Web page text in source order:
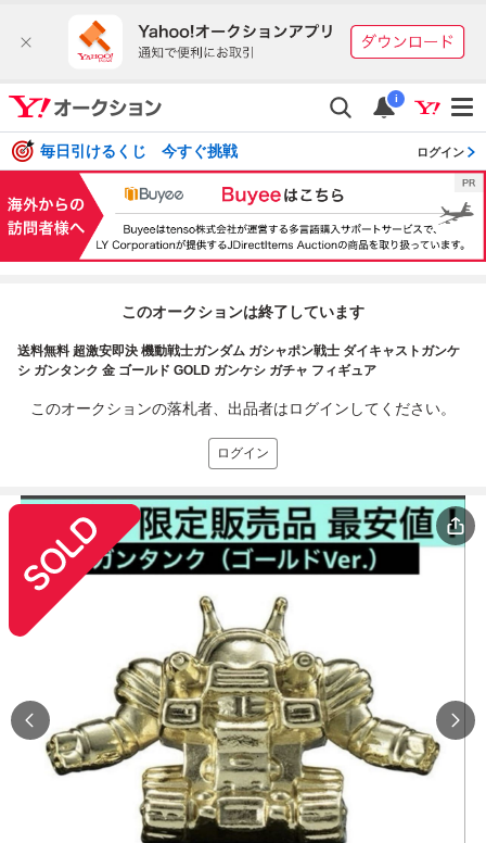
i
毎日引けるくじ 今すぐ挑戦 ログイン
このオークションは終了しています
送料無料 超激安即決 機動戦士ガンダム ガシャポン戦士 ダイキャストガンケ
シ ガンタンク 金 ゴールド GOLD ガンケシ ガチャ フィギュア
このオークションの落札者、出品者はログインしてください。
ログイン